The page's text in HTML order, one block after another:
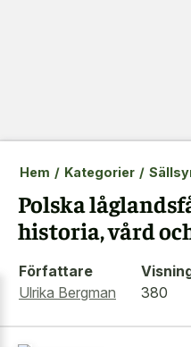
Hem / Kategorier /
Polska
historia, vård
Författare
Ulrika Bergman
380